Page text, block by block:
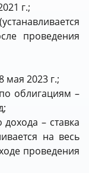
г.;
проведения
мая 2023 г.;
облигациям –
– ставка
на весь
проведения